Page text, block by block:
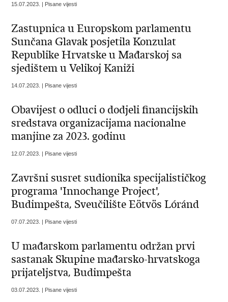
15.07.2023. | Pisane vijesti
Zastupnica u Europskom parlamentu
Sunčana Glavak posjetila Konzulat
Republike Hrvatske u Mađarskoj sa
sjedištem u Velikoj Kaniži
14.07.2023. | Pisane vijesti
Obavijest o odluci o dodjeli financijskih
sredstava organizacijama nacionalne
manjine za 2023. godinu
12.07.2023. | Pisane vijesti
Završni susret sudionika specijalističkog
programa 'Innochange Project',
Budimpešta, Sveučilište Eötvös Lóránd
07.07.2023. | Pisane vijesti
U mađarskom parlamentu održan prvi
sastanak Skupine mađarsko-hrvatskoga
prijateljstva, Budimpešta
03.07.2023. | Pisane vijesti